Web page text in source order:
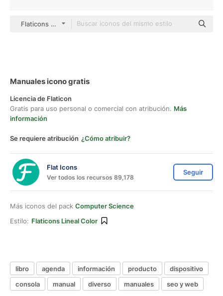
Flaticons Lineal Color
Manuales icono gratis
Licencia de Flaticon
Gratis para uso personal o comercial con atribución. Más
información
Se requiere atribución ¿Cómo atribuir?
Flat Icons
Ver todos los recursos 89,178
Seguir
Más iconos del pack Computer Science
Estilo: Flaticons Lineal Color
libro agenda información producto
dispositivo
consola
manual diverso manuales seo y web